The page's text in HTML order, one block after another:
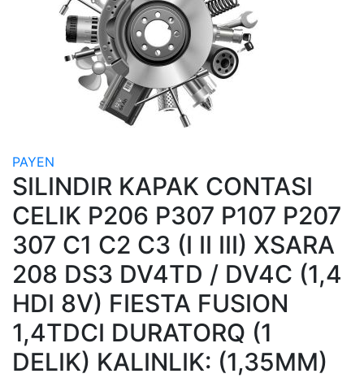
PAYEN
SILINDIR KAPAK CONTASI
CELIK P206 P307 P107 P207
307 C1 C2 C3 (I II III) XSARA
208 DS3 DV4TD / DV4C (1,4
HDI 8V) FIESTA FUSION
1,4TDCI DURATORQ (1
DELIK) KALINLIK: (1,35MM)